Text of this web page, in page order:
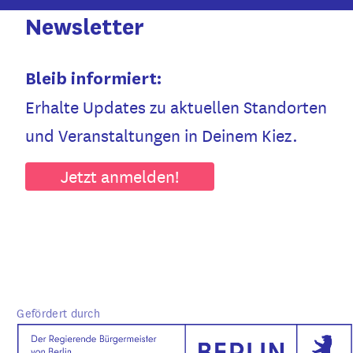
Newsletter
Bleib informiert:
Erhalte Updates zu aktuellen Standorten
und Veranstaltungen in Deinem Kiez.
Jetzt anmelden!
Gefördert durch